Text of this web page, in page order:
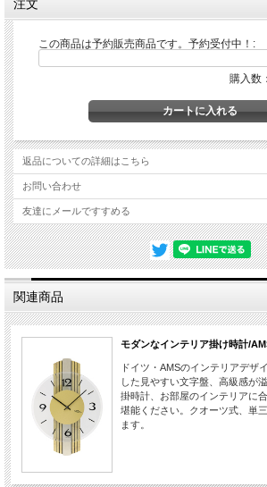
有名なブラック・フォレスト時計を非常に最もすばらし
貴重な時計を特徴付けるクロックです。
商品詳細
■サイズ H60×D23×7cm
クオーツ式、単三電池使用。チャイムは鳴
ー
ドイツ・AMS社(アームス）
■保証
メーカー保証書とご使用方法説明付き、お
保証致します。
※備考：輸入品のため日本国内に在庫切れの商品が入荷
ヶ月～２ヶ月）をかかる場合がございますので、ご注
ます。ご注文後在庫切れの場合がございますのでご了承
時計設置時ご注意
磁気の強いテレビ・スピーカー・パソコン等の近く、
浴室の近く、日光・風の当たる場所は機械に悪影響を与
い。電池の寿命は約１年です。設置場所・その他の条
途に取替えをお勧めします。
注文
この商品は予約販売商品です。予約受付中！:
購入数：
返品についての詳細はこちら
お問い合わせ
友達にメールですすめる
関連商品
モダンなインテリア掛け時計/
ドイツ・AMSのインテリアデザ
した見やすい文字盤、高級感が
掛時計、お部屋のインテリアに
堪能ください。クオーツ式、単
ます。